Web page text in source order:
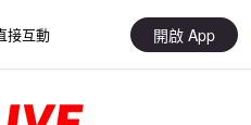
接互動 開啟 App